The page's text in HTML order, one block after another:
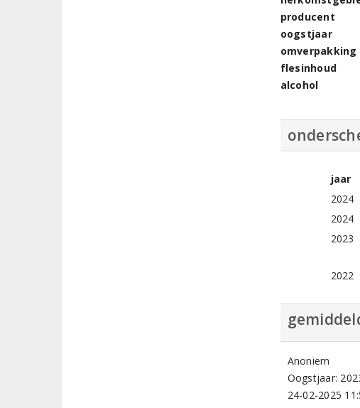
producent
oogstjaar
omverpakking
flesinhoud
alcohol
jaar
2024
2024
2023
2022
Anoniem
Oogstjaar:
24-02-2025